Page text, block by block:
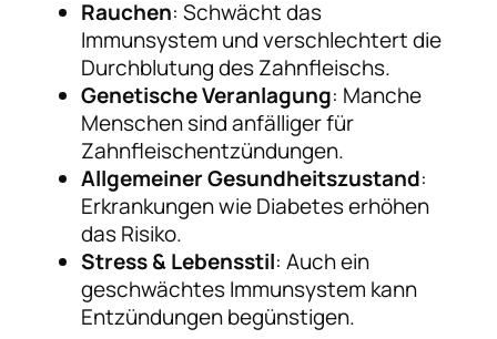
Rauchen: Schwächt das
Immunsystem und verschlechtert die
Durchblutung des Zahnfleischs.
Genetische Veranlagung: Manche
Menschen sind anfälliger für
Zahnfleischentzündungen.
Allgemeiner Gesundheitszustand:
Erkrankungen wie Diabetes erhöhen
das Risiko.
Stress & Lebensstil: Auch ein
geschwächtes Immunsystem kann
Entzündungen begünstigen.